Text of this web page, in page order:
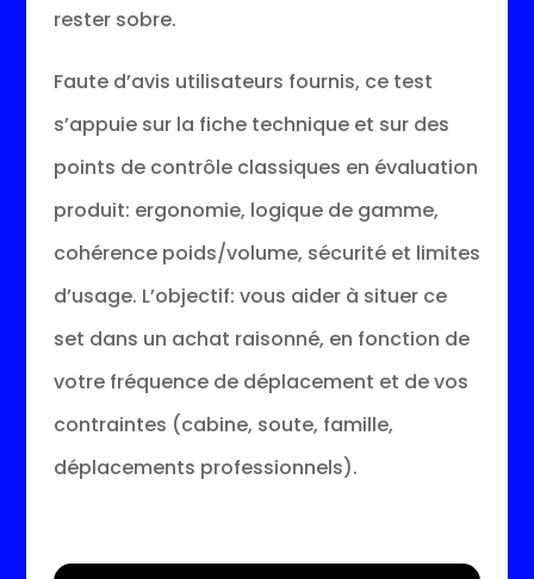
rester sobre.
Faute d’avis utilisateurs fournis, ce test
s’appuie sur la fiche technique et sur des
points de contrôle classiques en évaluation
produit: ergonomie, logique de gamme,
cohérence poids/volume, sécurité et limites
d’usage. L’objectif: vous aider à situer ce
set dans un achat raisonné, en fonction de
votre fréquence de déplacement et de vos
contraintes (cabine, soute, famille,
déplacements professionnels).